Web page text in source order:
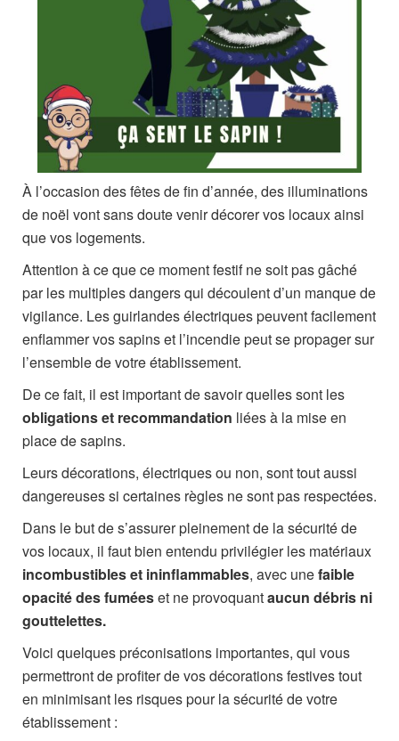
À l’occasion des fêtes de fin d’année, des illuminations
de noël vont sans doute venir décorer vos locaux ainsi
que vos logements.
Attention à ce que ce moment festif ne soit pas gâché
par les multiples dangers qui découlent d’un manque de
vigilance. Les guirlandes électriques peuvent facilement
enflammer vos sapins et l’incendie peut se propager sur
l’ensemble de votre établissement.
De ce fait, il est important de savoir quelles sont les
obligations et recommandation liées à la mise en
place de sapins.
Leurs décorations, électriques ou non, sont tout aussi
dangereuses si certaines règles ne sont pas respectées.
Dans le but de s’assurer pleinement de la sécurité de
vos locaux, il faut bien entendu privilégier les matériaux
incombustibles et ininflammables, avec unefaible
opacité des fuméeset ne provoquantaucun débris ni
gouttelettes.
Voici quelques préconisations importantes, qui vous
permettront de profiter de vos décorations festives tout
en minimisant les risques pour la sécurité de votre
établissement :